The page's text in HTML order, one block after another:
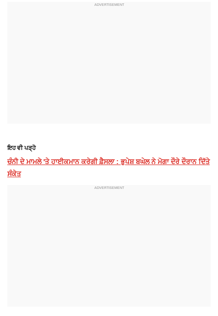
ਇਹ ਵੀ ਪੜ੍ਹੋ
ਚੰਨੀ ਦੇ ਮਾਮਲੇ 'ਤੇ ਹਾਈਕਮਾਨ ਕਰੇਗੀ ਫ਼ੈਸਲਾ : ਭੁਪੇਸ਼ ਬਘੇਲ ਨੇ ਮੋਗਾ ਦੌਰੇ ਦੌਰਾਨ ਦਿੱਤੇ
ਸੰਕੇਤ